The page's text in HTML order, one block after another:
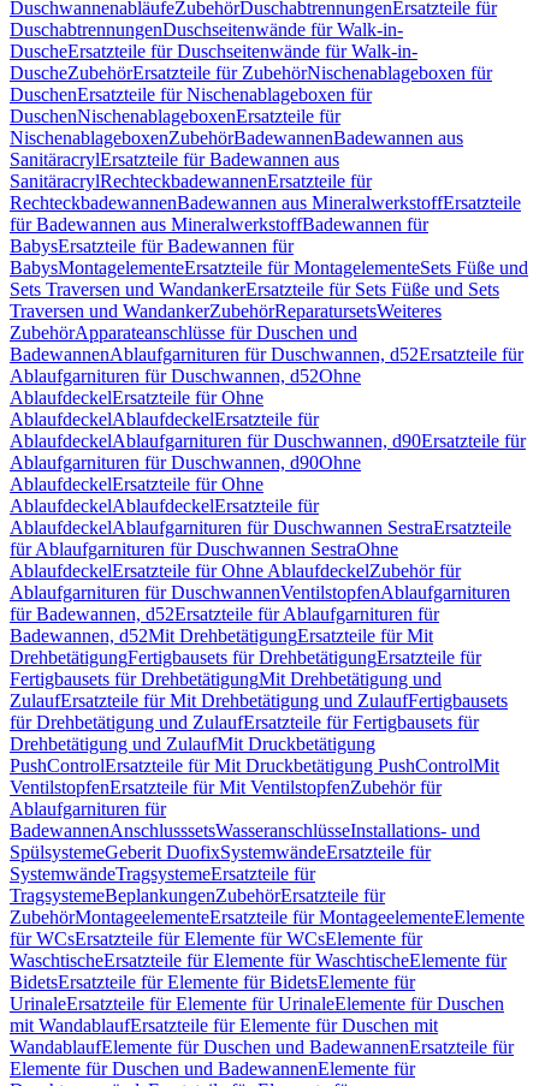
DuschwannenabläufeZubehörDuschabtrennungenErsatzteile für
DuschabtrennungenDuschseitenwände für Walk-in-
DuscheErsatzteile für Duschseitenwände für Walk-in-
DuscheZubehörErsatzteile für ZubehörNischenablageboxen für
DuschenErsatzteile für Nischenablageboxen für
DuschenNischenablageboxenErsatzteile für
NischenablageboxenZubehörBadewannenBadewannen aus
SanitäracrylErsatzteile für Badewannen aus
SanitäracrylRechteckbadewannenErsatzteile für
RechteckbadewannenBadewannen aus MineralwerkstoffErsatzteile
für Badewannen aus MineralwerkstoffBadewannen für
BabysErsatzteile für Badewannen für
BabysMontagelementeErsatzteile für MontagelementeSets Füße und
Sets Traversen und WandankerErsatzteile für Sets Füße und Sets
Traversen und WandankerZubehörReparatursetsWeiteres
ZubehörApparateanschlüsse für Duschen und
BadewannenAblaufgarnituren für Duschwannen, d52Ersatzteile für
Ablaufgarnituren für Duschwannen, d52Ohne
AblaufdeckelErsatzteile für Ohne
AblaufdeckelAblaufdeckelErsatzteile für
AblaufdeckelAblaufgarnituren für Duschwannen, d90Ersatzteile für
Ablaufgarnituren für Duschwannen, d90Ohne
AblaufdeckelErsatzteile für Ohne
AblaufdeckelAblaufdeckelErsatzteile für
AblaufdeckelAblaufgarnituren für Duschwannen SestraErsatzteile
für Ablaufgarnituren für Duschwannen SestraOhne
AblaufdeckelErsatzteile für Ohne AblaufdeckelZubehör für
Ablaufgarnituren für DuschwannenVentilstopfenAblaufgarnituren
für Badewannen, d52Ersatzteile für Ablaufgarnituren für
Badewannen, d52Mit DrehbetätigungErsatzteile für Mit
DrehbetätigungFertigbausets für DrehbetätigungErsatzteile für
Fertigbausets für DrehbetätigungMit Drehbetätigung und
ZulaufErsatzteile für Mit Drehbetätigung und ZulaufFertigbausets
für Drehbetätigung und ZulaufErsatzteile für Fertigbausets für
Drehbetätigung und ZulaufMit Druckbetätigung
PushControlErsatzteile für Mit Druckbetätigung PushControlMit
VentilstopfenErsatzteile für Mit VentilstopfenZubehör für
Ablaufgarnituren für
BadewannenAnschlusssetsWasseranschlüsseInstallations- und
SpülsystemeGeberit DuofixSystemwändeErsatzteile für
SystemwändeTragsystemeErsatzteile für
TragsystemeBeplankungenZubehörErsatzteile für
ZubehörMontageelementeErsatzteile für MontageelementeElemente
für WCsErsatzteile für Elemente für WCsElemente für
WaschtischeErsatzteile für Elemente für WaschtischeElemente für
BidetsErsatzteile für Elemente für BidetsElemente für
UrinaleErsatzteile für Elemente für UrinaleElemente für Duschen
mit WandablaufErsatzteile für Elemente für Duschen mit
WandablaufElemente für Duschen und BadewannenErsatzteile für
Elemente für Duschen und BadewannenElemente für